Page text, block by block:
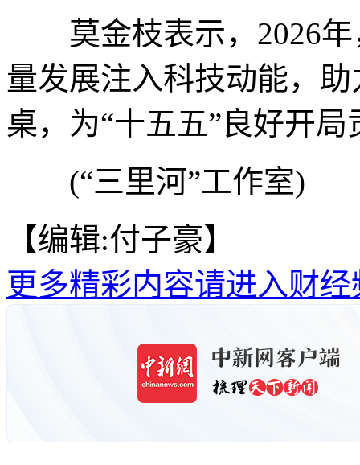
莫金枝表示，2026年
量发展注入科技动能，
桌，为“十五五”良好开
(“三里河”工作室)
【编辑:付子豪】
更多精彩内容请进入财经